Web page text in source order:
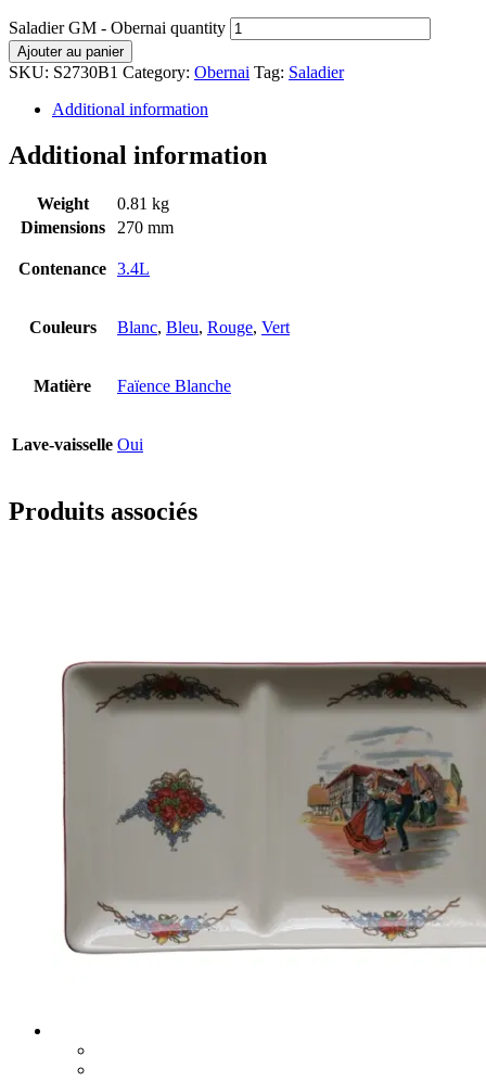
Saladier GM - Obernai quantity
Ajouter au panier
SKU: S2730B1 Category: Obernai Tag: Saladier
Additional information
Additional information
Weight
0.81 kg
Dimensions
270 mm
Contenance 3.4L
Couleurs Blanc, Bleu, Rouge, Vert
Matière Faïence Blanche
Lave-vaisselle Oui
Produits associés